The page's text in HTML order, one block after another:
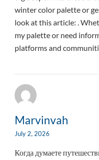
winter color palette or
look at this article: .
my palette or need
platforms and
Marvinvah
July 2, 2026
Когда думаете